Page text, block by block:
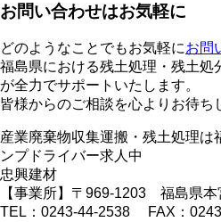
お問い合わせはお気軽に
どのようなことでもお気軽にお問
福島県における残土処理・残土処
が全力でサポートいたします。
皆様からのご相談を心よりお待ち
産業廃棄物収集運搬・残土処理
ンプドライバー求人中
忠興建材
【事業所】〒969-1203 福島県
TEL：0243-44-2538 FAX：